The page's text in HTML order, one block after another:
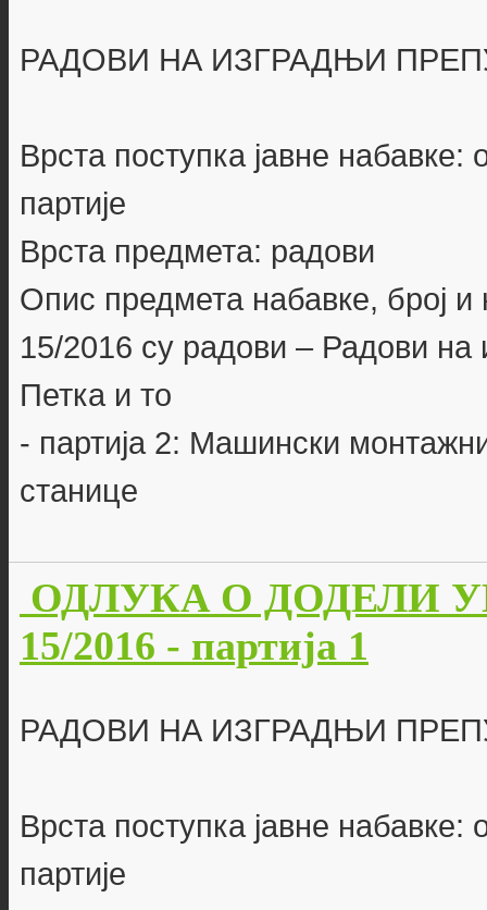
РАДОВИ НА ИЗГРАДЊИ
Врста поступка јавне
партије
Врста предмета: радови
Опис предмета набавке, број и
15/2016 су радови – Радови
Петка и то
- партија 2: Машински
станице
ОДЛУКА О ДОДЕЛИ
15/2016 - партија 1
РАДОВИ НА ИЗГРАДЊИ
Врста поступка јавне
партије